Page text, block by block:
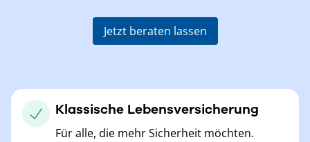
Jetzt beraten lassen
Klassische Lebensversicherung
Für alle, die mehr Sicherheit möchten.